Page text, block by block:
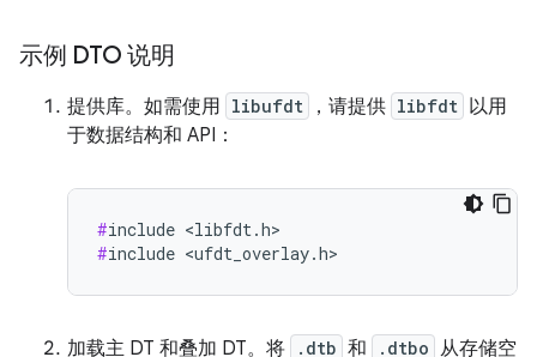
示例 DTO 说明
提供库。如需使用 libufdt ，请提供 libfdt 以用
于数据结构和 API：
#
#include <ufdt_overlay.h>
加载主 DT 和叠加 DT。将 .dtb 和 .dtbo 从存储空